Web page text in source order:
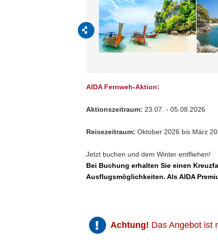
AIDA Fernweh-Aktion:
Aktionszeitraum: 23.07. - 05.08.2026
Reisezeitraum: Oktober 2026 bis März
Jetzt buchen und dem Winter entfliehen!
Bei Buchung erhalten Sie einen
Ausflugsmöglichkeiten. Als AIDA
Achtung! Das Angebot ist